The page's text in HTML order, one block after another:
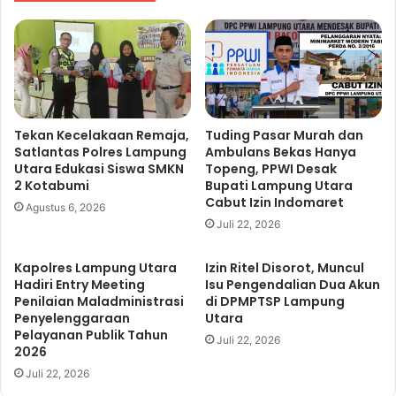
g
a
i
A
b
u
n
g
T
i
m
,
P
e
l
a
k
u
Tekan Kecelakaan Remaja,
Satlantas Polres Lampung
Utara Edukasi Siswa SMKN
2 Kotabumi
Agustus 6, 2026
Tuding Pasar Murah dan
Ambulans Bekas Hanya
Topeng, PPWI Desak
Bupati Lampung Utara
Cabut Izin Indomaret
Juli 22, 2026
Kapolres Lampung Utara
Hadiri Entry Meeting
Penilaian Maladministrasi
Penyelenggaraan
Pelayanan Publik Tahun
2026
Juli 22, 2026
Izin Ritel Disorot, Muncul
Isu Pengendalian Dua Akun
di DPMPTSP Lampung
Utara
Juli 22, 2026